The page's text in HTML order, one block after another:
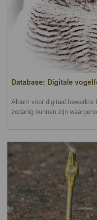
Database: Digitale
Album voor digitaal bewerkte
zodanig kunnen zijn